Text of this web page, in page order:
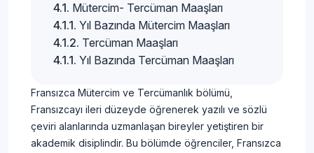
Mütercim- Tercüman Maaşları
Yıl Bazında Mütercim Maaşları
Tercüman Maaşları
Yıl Bazında Tercüman Maaşları
Fransızca Mütercim ve Tercümanlık bölümü,
Fransızcayı ileri düzeyde öğrenerek yazılı ve sözlü
çeviri alanlarında uzmanlaşan bireyler yetiştiren bir
akademik disiplindir. Bu bölümde öğrenciler, Fransızca